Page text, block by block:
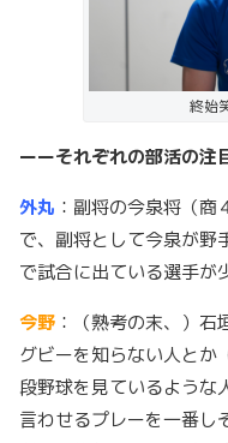
終始
ーーそれぞれの部活の注
外丸 ：副将の今泉将（
で、副将として今泉が野
で試合に出ている選手が
今野 ：（熟考の末、）
グビーを知らない人とか
段野球を見ているような
言わせるプレーを一番し